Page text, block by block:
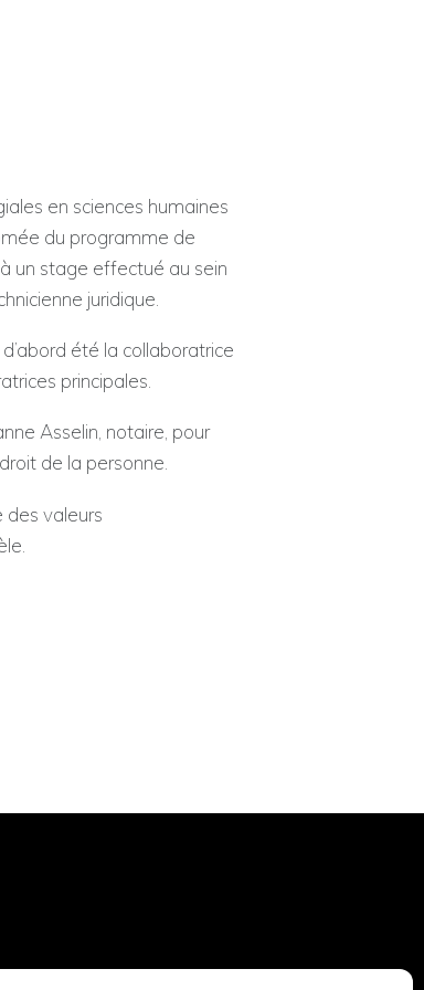
en sciences humaines
du programme de
un stage effectué au sein
juridique.
été la collaboratrice
principales.
Asselin, notaire, pour
de la personne.
des valeurs